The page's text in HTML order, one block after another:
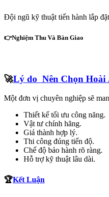
Đội ngũ kỹ thuật tiến hành lắp
👉Nghiệm Thu Và Bàn Giao
🚀Lý do Nên Chọn Hoài
Một đơn vị chuyên nghiệp sẽ
Thiết kế tối ưu công năng.
Vật tư chính hãng.
Giá thành hợp lý.
Thi công đúng tiến độ.
Chế độ bảo hành rõ ràng.
Hỗ trợ kỹ thuật lâu dài.
🏆Kết Luận